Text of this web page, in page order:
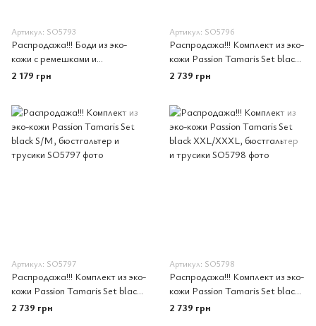
Артикул: SO5793
Распродажа!!! Боди из эко-
кожи с ремешками и
перфорацией Tamaris Body
black L/XL — Passion
2 179 грн
Артикул: SO5796
Распродажа!!! Комплект из эко-
кожи Passion Tamaris Set black
L/XL, бюстгальтер и трусики
2 739 грн
Артикул: SO5797
Распродажа!!! Комплект из эко-
кожи Passion Tamaris Set black
S/M, бюстгальтер и трусики
2 739 грн
Артикул: SO5798
Распродажа!!! Комплект из эко-
кожи Passion Tamaris Set black
XXL/XXXL, бюстгальтер и
трусики
2 739 грн